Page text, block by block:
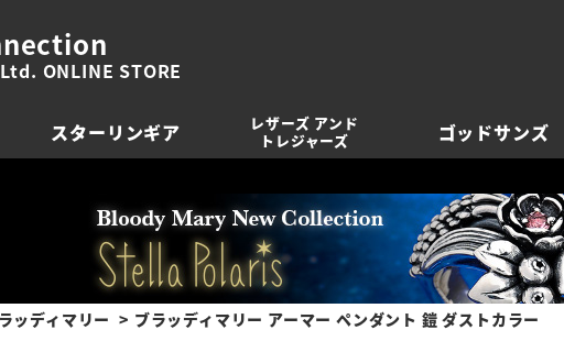
ONLINE STORE
スターリンギア
レザーズ アンド
トレジャーズ
ゴッドサンズ
ッディマリー ブラッディマリー アーマー ペンダント 鎧 ダストカラー